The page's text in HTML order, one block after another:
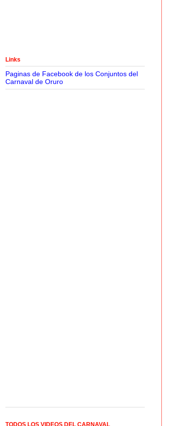
Links
Paginas de Facebook de los Conjuntos del
Carnaval de Oruro
TODOS LOS VIDEOS DEL CARNAVAL